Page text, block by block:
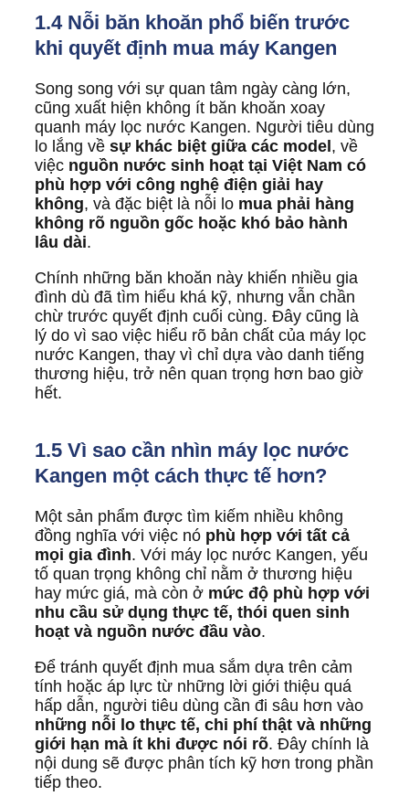
1.4 Nỗi băn khoăn phổ biến trước
khi quyết định mua máy Kangen
Song song với sự quan tâm ngày càng lớn,
cũng xuất hiện không ít băn khoăn xoay
quanh máy lọc nước Kangen. Người tiêu dùng
lo lắng về sự khác biệt giữa các model , về
việc nguồn nước sinh hoạt tại Việt Nam có
phù hợp với công nghệ điện giải hay
không, và đặc biệt là nỗi lo mua phải hàng
không rõ nguồn gốc hoặc khó bảo hành
lâu dài.
Chính những băn khoăn này khiến nhiều gia
đình dù đã tìm hiểu khá kỹ, nhưng vẫn chần
chừ trước quyết định cuối cùng. Đây cũng là
lý do vì sao việc hiểu rõ bản chất của máy lọc
nước Kangen, thay vì chỉ dựa vào danh tiếng
thương hiệu, trở nên quan trọng hơn bao giờ
hết.
1.5 Vì sao cần nhìn máy lọc nước
Kangen một cách thực tế hơn?
Một sản phẩm được tìm kiếm nhiều không
đồng nghĩa với việc nó phù hợp với tất cả
mọi gia đình. Với máy lọc nước Kangen, yếu
tố quan trọng không chỉ nằm ở thương hiệu
hay mức giá, mà còn ở mức độ phù hợp với
nhu cầu sử dụng thực tế, thói quen sinh
hoạt và nguồn nước đầu vào.
Để tránh quyết định mua sắm dựa trên cảm
tính hoặc áp lực từ những lời giới thiệu quá
hấp dẫn, người tiêu dùng cần đi sâu hơn vào
những nỗi lo thực tế, chi phí thật và những
giới hạn mà ít khi được nói rõ. Đây chính là
nội dung sẽ được phân tích kỹ hơn trong phần
tiếp theo.